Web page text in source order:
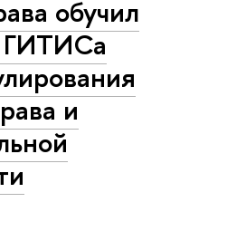
обучил
ГИТИСа
и